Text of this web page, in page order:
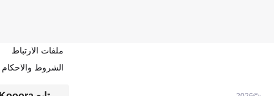
ملفات الارتباط
الشروط والاحكام